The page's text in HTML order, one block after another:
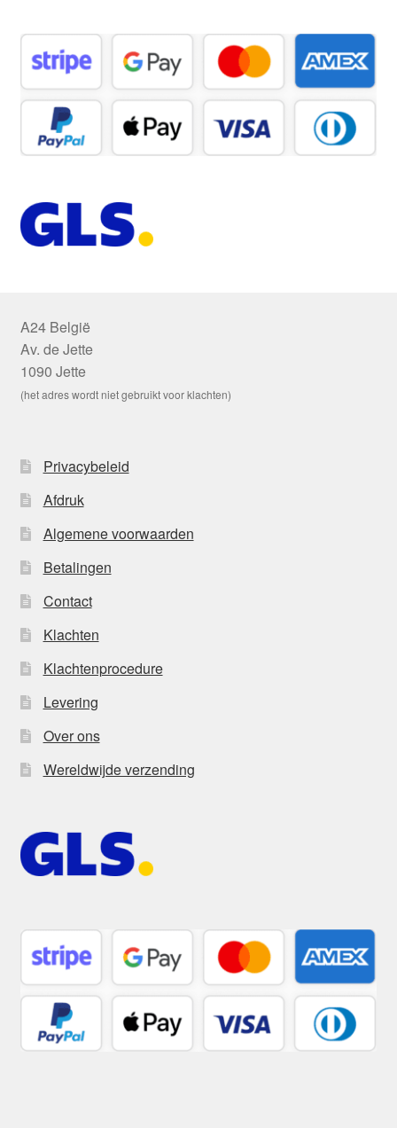
A24 België
Av. de Jette
1090 Jette
(het adres wordt niet gebruikt voor klachten)
Privacybeleid
Afdruk
Algemene voorwaarden
Betalingen
Contact
Klachten
Klachtenprocedure
Levering
Over ons
Wereldwijde verzending